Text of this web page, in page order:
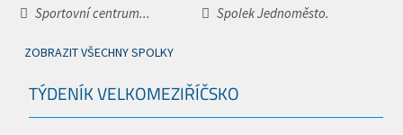
Sportovní centrum...
Spolek Jednoměsto.
ZOBRAZIT VŠECHNY SPOLKY
TÝDENÍK VELKOMEZIŘÍČSKO